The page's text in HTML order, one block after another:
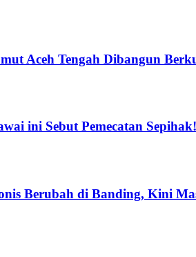
Aceh Tengah Dibangun
ini Sebut Pemecatan Sepihak!
Berubah di Banding, Kini